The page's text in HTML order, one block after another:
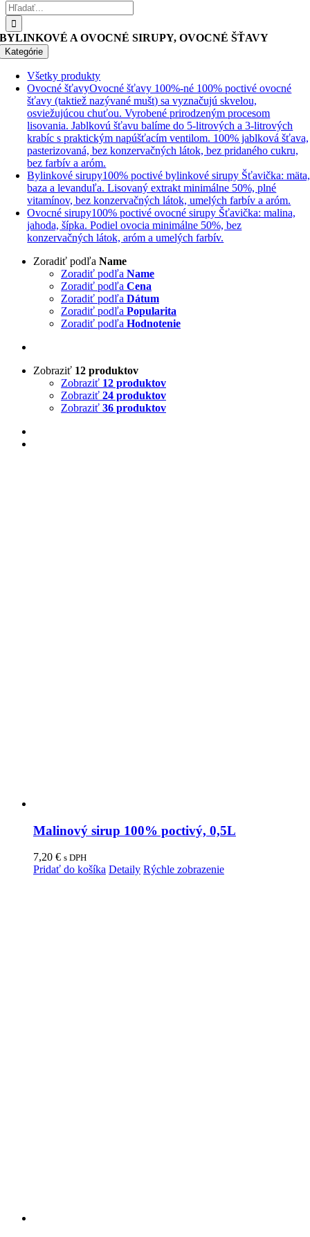
Hľadať:
BYLINKOVÉ A OVOCNÉ SIRUPY, OVOCNÉ ŠŤAVY
Kategórie
Všetky produkty
Ovocné šťavyOvocné šťavy 100%-né 100% poctivé ovocné
šťavy (taktiež nazývané mušt) sa vyznačujú skvelou,
osviežujúcou chuťou. Vyrobené prirodzeným procesom
lisovania. Jablkovú šťavu balíme do 5-litrových a 3-litrových
krabíc s praktickým napúšťacím ventilom. 100% jablková šťava,
pasterizovaná, bez konzervačných látok, bez pridaného cukru,
bez farbív a aróm.
Bylinkové sirupy100% poctivé bylinkové sirupy Šťavička: mäta,
baza a levanduľa. Lisovaný extrakt minimálne 50%, plné
vitamínov, bez konzervačných látok, umelých farbív a aróm.
Ovocné sirupy100% poctivé ovocné sirupy Šťavička: malina,
jahoda, šípka. Podiel ovocia minimálne 50%, bez
konzervačných látok, aróm a umelých farbív.
Zoradiť podľa Name
Zoradiť podľa Name
Zoradiť podľa Cena
Zoradiť podľa Dátum
Zoradiť podľa Popularita
Zoradiť podľa Hodnotenie
Zobraziť 12 produktov
Zobraziť 12 produktov
Zobraziť 24 produktov
Zobraziť 36 produktov
Malinový sirup 100% poctivý, 0,5L
7,20 € s DPH
Pridať do košíka Detaily Rýchle zobrazenie